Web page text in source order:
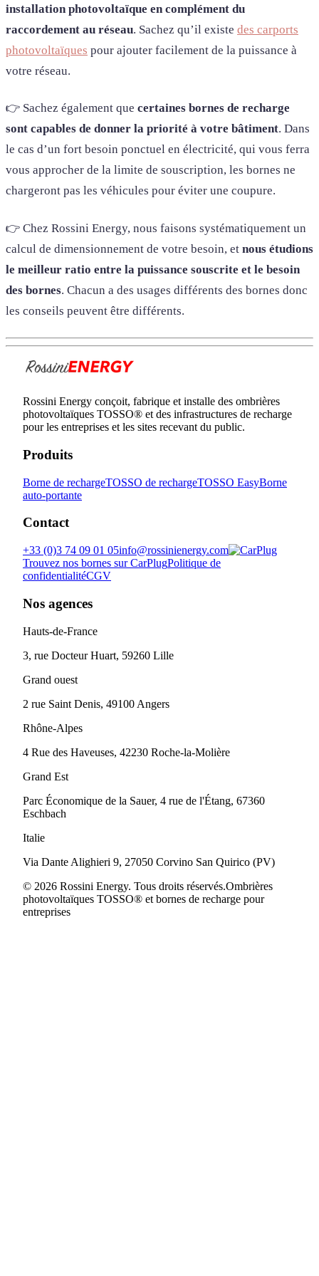
installation photovoltaïque en complément du
raccordement au réseau. Sachez qu’il existe des carports
photovoltaïques pour ajouter facilement de la puissance à
votre réseau.
👉 Sachez également que certaines bornes de recharge
sont capables de donner la priorité à votre bâtiment. Dans
le cas d’un fort besoin ponctuel en électricité, qui vous ferra
vous approcher de la limite de souscription, les bornes ne
chargeront pas les véhicules pour éviter une coupure.
👉 Chez Rossini Energy, nous faisons systématiquement un
calcul de dimensionnement de votre besoin, et nous étudions
le meilleur ratio entre la puissance souscrite et le besoin
des bornes. Chacun a des usages différents des bornes donc
les conseils peuvent être différents.
Rossini Energy conçoit, fabrique et installe des ombrières
photovoltaïques TOSSO® et des infrastructures de recharge
pour les entreprises et les sites recevant du public.
Produits
Borne de rechargeTOSSO de rechargeTOSSO EasyBorne
auto-portante
Contact
+33 (0)3 74 09 01 05info@rossinienergy.com
Trouvez nos bornes sur CarPlugPolitique de
confidentialitéCGV
Nos agences
Hauts-de-France
3, rue Docteur Huart, 59260 Lille
Grand ouest
2 rue Saint Denis, 49100 Angers
Rhône-Alpes
4 Rue des Haveuses, 42230 Roche-la-Molière
Grand Est
Parc Économique de la Sauer, 4 rue de l'Étang, 67360
Eschbach
Italie
Via Dante Alighieri 9, 27050 Corvino San Quirico (PV)
© 2026 Rossini Energy. Tous droits réservés.Ombrières
photovoltaïques TOSSO® et bornes de recharge pour
entreprises